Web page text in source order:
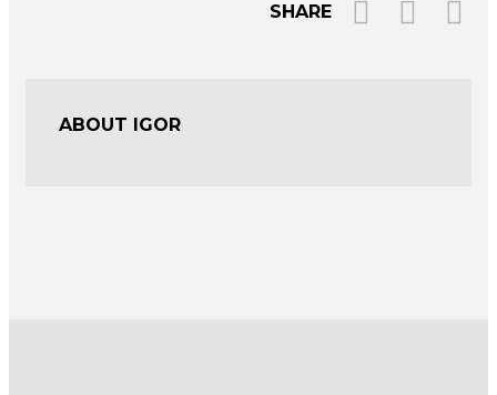
SHARE
ABOUT IGOR